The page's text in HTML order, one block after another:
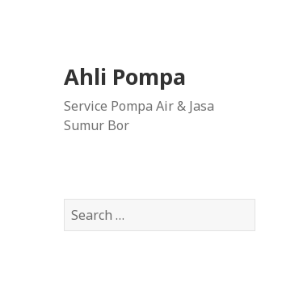
Ahli Pompa
Service Pompa Air & Jasa
Sumur Bor
S
e